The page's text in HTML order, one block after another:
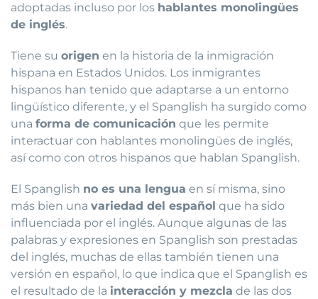
adoptadas incluso por los hablantes monolingües
de inglés.
Tiene su origen en la historia de la inmigración
hispana en Estados Unidos. Los inmigrantes
hispanos han tenido que adaptarse a un entorno
lingüístico diferente, y el Spanglish ha surgido como
una forma de comunicación que les permite
interactuar con hablantes monolingües de inglés,
así como con otros hispanos que hablan Spanglish.
El Spanglish no es una lengua en sí misma, sino
más bien una variedad del español que ha sido
influenciada por el inglés. Aunque algunas de las
palabras y expresiones en Spanglish son prestadas
del inglés, muchas de ellas también tienen una
versión en español, lo que indica que el Spanglish es
el resultado de la interacción y mezcla de las dos